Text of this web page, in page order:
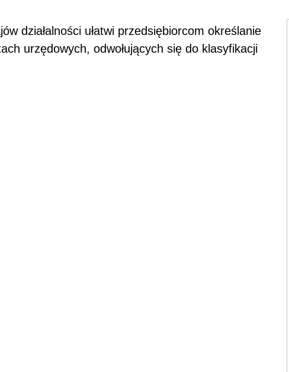
działalności ułatwi przedsiębiorcom określanie
urzędowych, odwołujących się do klasyfikacji